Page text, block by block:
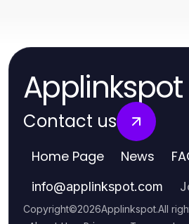
Applinkspot
Contact us
Home Page News
info@applinkspot.com
Copyright©2026Applinkspot.All